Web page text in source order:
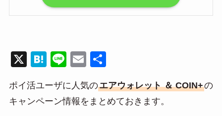
X
H
e
n
Li
e
E
ail
ポイ活ユーザに人気のエアウォレット ＆ COIN+の
キャンペーン情報をまとめておきます。